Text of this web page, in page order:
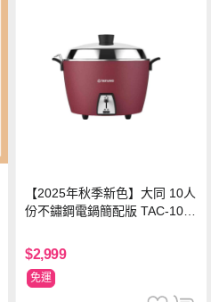
【2025年秋季新色】大同 10人
份不鏽鋼電鍋簡配版 TAC-10L-
$2,999
免運